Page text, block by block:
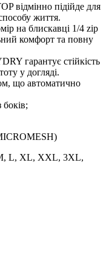
відмінно підійде для
життя.
на блискавці 1/4 zip
комфорт та повну
гарантує стійкість
у догляді.
що автоматично
L, XL, XXL, 3XL,